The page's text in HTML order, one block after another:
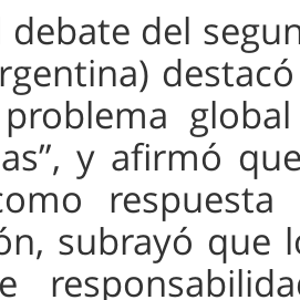
debate del
y afirmó
subrayó que